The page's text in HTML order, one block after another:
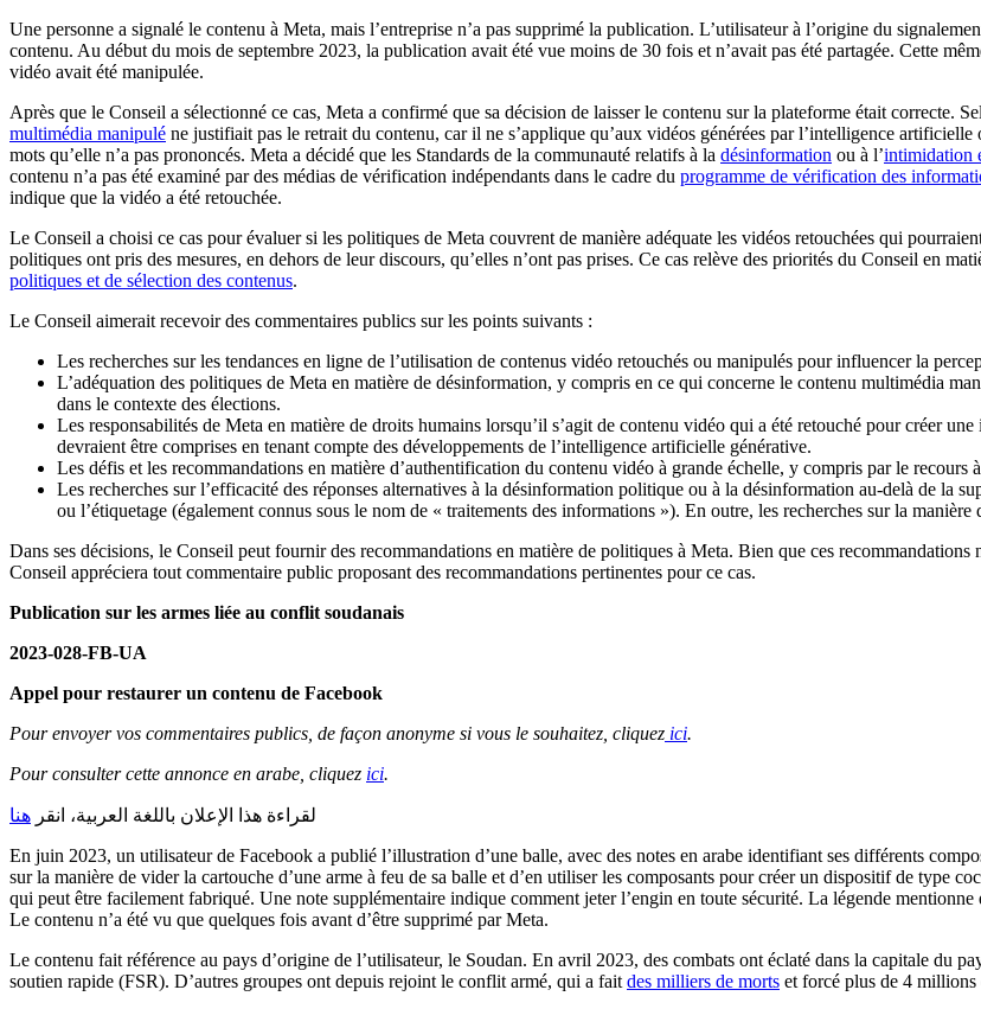
Une personne a signalé le contenu à Meta, mais l’entreprise n’a pas supprimé la publication. L’utilisateur à l’origine du
contenu. Au début du mois de septembre 2023, la publication avait été vue moins de 30 fois et n’avait pas été partagée. Cette
vidéo avait été manipulée.
Après que le Conseil a sélectionné ce cas, Meta a confirmé que sa décision de laisser le contenu sur la plateforme était correcte.
multimédia manipulé ne justifiait pas le retrait du contenu, car il ne s’applique qu’aux vidéos générées par l’intelligence
mots qu’elle n’a pas prononcés. Meta a décidé que les Standards de la communauté relatifs à la désinformation ou à l’intimidation
contenu n’a pas été examiné par des médias de vérification indépendants dans le cadre du programme de vérification des
indique que la vidéo a été retouchée.
Le Conseil a choisi ce cas pour évaluer si les politiques de Meta couvrent de manière adéquate les vidéos retouchées qui
politiques ont pris des mesures, en dehors de leur discours, qu’elles n’ont pas prises. Ce cas relève des priorités du Conseil en
politiques et de sélection des contenus.
Le Conseil aimerait recevoir des commentaires publics sur les points suivants :
Les recherches sur les tendances en ligne de l’utilisation de contenus vidéo retouchés ou manipulés pour influencer la
L’adéquation des politiques de Meta en matière de désinformation, y compris en ce qui concerne le contenu multimédia
dans le contexte des élections.
Les responsabilités de Meta en matière de droits humains lorsqu’il s’agit de contenu vidéo qui a été retouché pour créer
devraient être comprises en tenant compte des développements de l’intelligence artificielle générative.
Les défis et les recommandations en matière d’authentification du contenu vidéo à grande échelle, y compris par le recours
Les recherches sur l’efficacité des réponses alternatives à la désinformation politique ou à la désinformation au-delà de la
ou l’étiquetage (également connus sous le nom de « traitements des informations »). En outre, les recherches sur la manière
Dans ses décisions, le Conseil peut fournir des recommandations en matière de politiques à Meta. Bien que ces
Conseil appréciera tout commentaire public proposant des recommandations pertinentes pour ce cas.
Publication sur les armes liée au conflit soudanais
2023-028-FB-UA
Appel pour restaurer un contenu de Facebook
Pour envoyer vos commentaires publics, de façon anonyme si vous le souhaitez, cliquez ici.
Pour consulter cette annonce en arabe, cliquez ici.
لقراءة هذا الإعلان باللغة العربية، انقر هنا
En juin 2023, un utilisateur de Facebook a publié l’illustration d’une balle, avec des notes en arabe identifiant ses différents
sur la manière de vider la cartouche d’une arme à feu de sa balle et d’en utiliser les composants pour créer un dispositif de type
qui peut être facilement fabriqué. Une note supplémentaire indique comment jeter l’engin en toute sécurité. La légende
Le contenu n’a été vu que quelques fois avant d’être supprimé par Meta.
Le contenu fait référence au pays d’origine de l’utilisateur, le Soudan. En avril 2023, des combats ont éclaté dans la capitale du
soutien rapide (FSR). D’autres groupes ont depuis rejoint le conflit armé, qui a fait des milliers de morts et forcé plus de 4 millions